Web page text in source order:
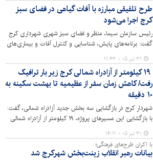
طرح تلفیقی مبارزه با آفات گیاهی در فضای سبز
کرج اجرا می‌شود
رئیس سازمان سیما، منظر و فضای سبز شهری شهرداری کرج
گفت: برنامه‌های پایش، شناسایی و کنترل آفات و بیماری‌های
کرج اجرا می‌شود.
۳۱ تیر ۰۵ - ۱۱:۴۳
۱۹ کیلومتر از آزادراه شمالی کرج زیر بار ترافیک
رفت/ کاهش زمان سفر از عظیمیه تا بهشت سکینه به
۱۰ دقیقه
شهردار کرج در بازگشایی سه بخش جدید آزادراه شمالی، گفت:
با بازگشایی این مسیرهای پروژه، ۱۹ کیلومتر از آزادراه شمالی
کرج زیر بار ترافیک قرار گرفت و گام مهمی در روان‌سازی تردد،
کاهش زمان سفر و تکمیل شبکه معابر شهری برداشته شد.
۳۰ تیر ۰۵ - ۱۴:۱۱
با اکران طرح‌های فرهنگی؛
بیانات رهبر انقلاب زینت‌بخش شهرکرج شد